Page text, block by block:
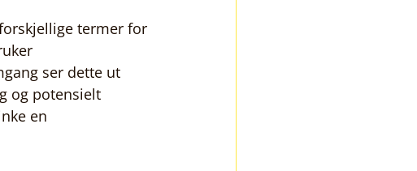
termer for
ser dette ut
og potensielt
en